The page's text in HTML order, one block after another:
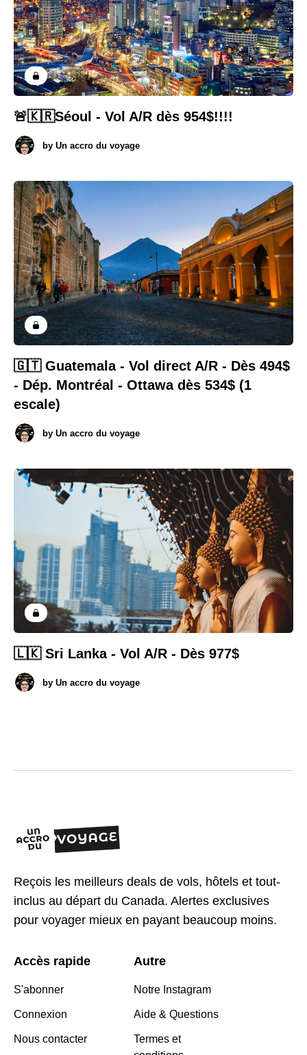
🚨🇰🇷Séoul - Vol A/R dès 954$!!!!
by Un accro du voyage
🇬🇹 Guatemala - Vol direct A/R - Dès 494$
- Dép. Montréal - Ottawa dès 534$ (1
escale)
by Un accro du voyage
🇱🇰 Sri Lanka - Vol A/R - Dès 977$
by Un accro du voyage
Reçois les meilleurs deals de vols, hôtels et tout-
inclus au départ du Canada. Alertes exclusives
pour voyager mieux en payant beaucoup moins.
Accès rapide
S'abonner
Connexion
Nous contacter
Autre
Notre Instagram
Aide & Questions
Termes et